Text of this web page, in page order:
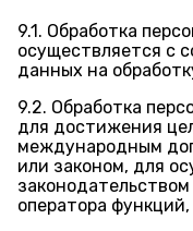
9.1. Обработка
осуществляется с
данных на
9.2. Обработка
для достижения
международным
или законом, для
оператора